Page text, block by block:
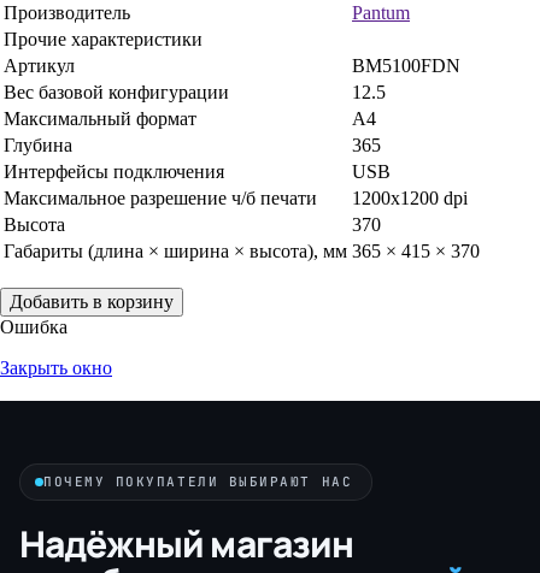
Производитель
Pantum
Прочие характеристики
Артикул
BM5100FDN
Вес базовой конфигурации
12.5
Максимальный формат
A4
Глубина
365
Интерфейсы подключения
USB
Максимальное разрешение ч/б печати
1200x1200 dpi
Высота
370
Габариты (длина × ширина × высота), мм 365 × 415 × 370
Добавить в корзину
Ошибка
Закрыть окно
ПОЧЕМУ ПОКУПАТЕЛИ ВЫБИРАЮТ НАС
Надёжный магазин